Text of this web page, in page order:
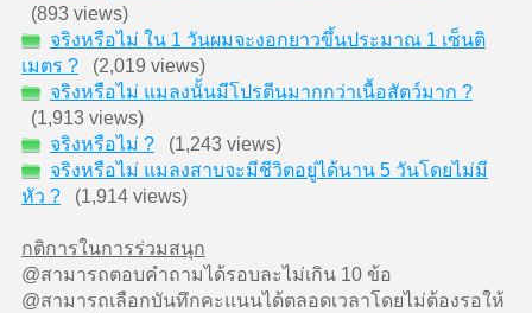
(893 views)
จริงหรือไม่ ใน 1 วันผมจะงอกยาวขึ้นประมาณ 1 เซ็นติ
เมตร ?(2,019 views)
จริงหรือไม่ แมลงนั้นมีโปรตีนมากกว่าเนื้อสัตว์มาก ?
(1,913 views)
จริงหรือไม่ ?(1,243 views)
จริงหรือไม่ แมลงสาบจะมีชีวิตอยู่ได้นาน 5 วันโดยไม่มี
หัว ?(1,914 views)
กติการในการร่วมสนุก
@สามารถตอบคำถามได้รอบละไม่เกิน 10 ข้อ
@สามารถเลือกบันทึกคะแนนได้ตลอดเวลาโดยไม่ต้องรอให้